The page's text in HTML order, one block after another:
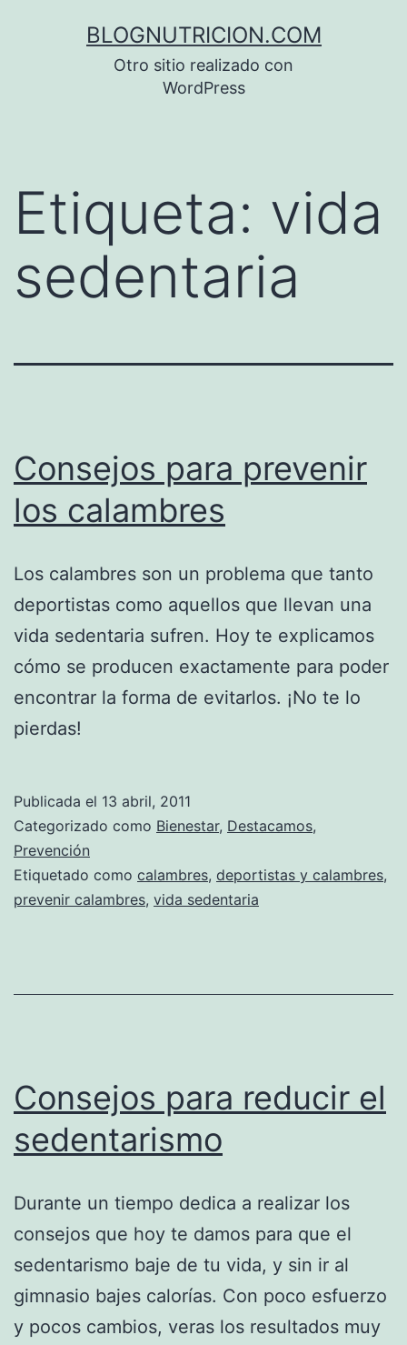
BLOGNUTRICION.COM
Otro sitio realizado con
WordPress
Etiqueta: vida
sedentaria
Consejos para prevenir
los calambres
Los calambres son un problema que tanto
deportistas como aquellos que llevan una
vida sedentaria sufren. Hoy te explicamos
cómo se producen exactamente para poder
encontrar la forma de evitarlos. ¡No te lo
pierdas!
Publicada el 13 abril, 2011
Categorizado como Bienestar, Destacamos,
Prevención
Etiquetado como calambres, deportistas y calambres,
prevenir calambres, vida sedentaria
Consejos para reducir el
sedentarismo
Durante un tiempo dedica a realizar los
consejos que hoy te damos para que el
sedentarismo baje de tu vida, y sin ir al
gimnasio bajes calorías. Con poco esfuerzo
y pocos cambios, veras los resultados muy